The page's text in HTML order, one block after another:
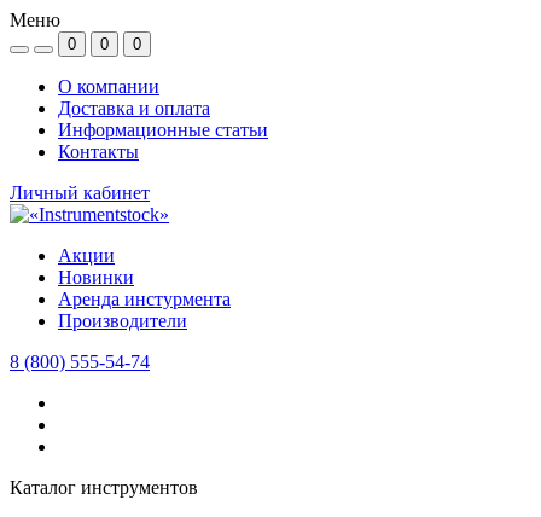
Меню
0 0 0
О компании
Доставка и оплата
Информационные статьи
Контакты
Личный кабинет
Акции
Новинки
Аренда инстурмента
Производители
8 (800) 555-54-74
Каталог инструментов